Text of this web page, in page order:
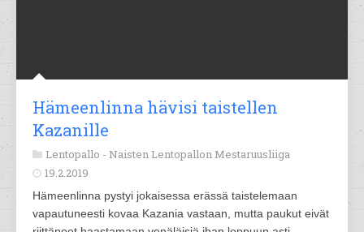
Hämeenlinna hävisi taistellen
Kazanille
Lentopallo - Naisten Lentopallon Mestaruusliiga
19.2.2019
Hämeenlinna pystyi jokaisessa erässä taistelemaan
vapautuneesti kovaa Kazania vastaan, mutta paukut eivät